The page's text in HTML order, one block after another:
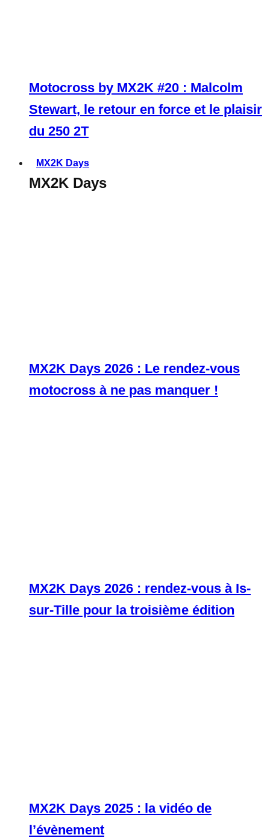
Motocross by MX2K #20 : Malcolm
Stewart, le retour en force et le plaisir
du 250 2T
MX2K Days
MX2K Days
MX2K Days 2026 : Le rendez-vous
motocross à ne pas manquer !
MX2K Days 2026 : rendez-vous à Is-
sur-Tille pour la troisième édition
MX2K Days 2025 : la vidéo de
l’évènement